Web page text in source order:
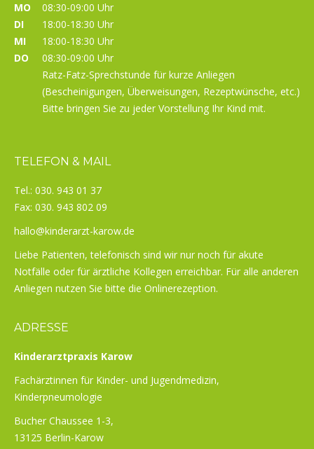
MO
08:30-09:00 Uhr
DI
18:00-18:30 Uhr
MI
18:00-18:30 Uhr
DO
08:30-09:00 Uhr
Ratz-Fatz-Sprechstunde für kurze Anliegen
(Bescheinigungen, Überweisungen, Rezeptwünsche, etc.)
Bitte bringen Sie zu jeder Vorstellung Ihr Kind mit.
TELEFON & MAIL
Tel.: 030. 943 01 37
Fax: 030. 943 802 09
hallo@kinderarzt-karow.de
Liebe Patienten, telefonisch sind wir nur noch für akute
Notfälle oder für ärztliche Kollegen erreichbar. Für alle anderen
Anliegen nutzen Sie bitte die Onlinerezeption.
ADRESSE
Kinderarztpraxis Karow
Fachärztinnen für Kinder- und Jugendmedizin,
Kinderpneumologie
Bucher Chaussee 1-3,
13125 Berlin-Karow